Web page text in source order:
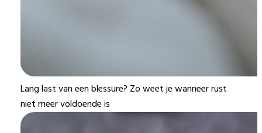
Lang last van een blessure? Zo weet je wanneer rust
niet meer voldoende is